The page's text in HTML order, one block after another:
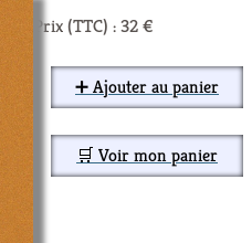
Prix (TTC) : 32 €
➕ Ajouter au panier
🛒 Voir mon panier